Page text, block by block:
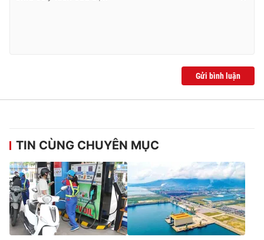
® Cấm sao chép dưới mọi hình thức nếu không có sự chấp
thuận bằng văn bản. Ghi rõ nguồn VTV.vn khi phát hành lại
thông tin từ website này.
Gửi bình luận
TIN CÙNG CHUYÊN MỤC